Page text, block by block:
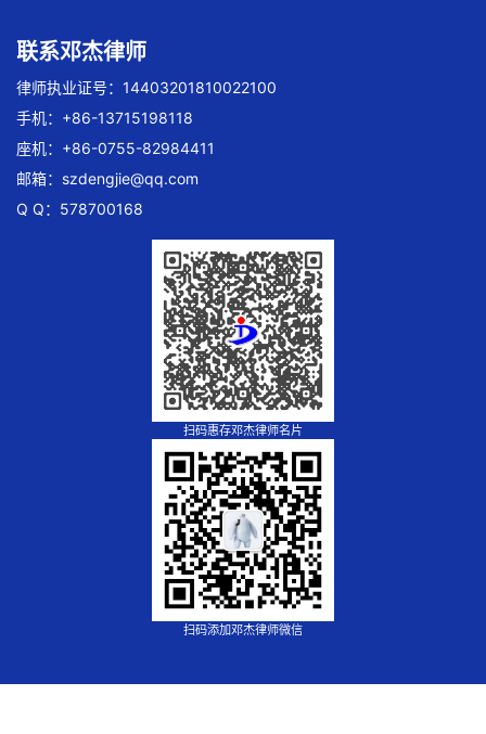
联系邓杰律师
律师执业证号：14403201810022100
手机：+86-13715198118
座机：+86-0755-82984411
邮箱： szdengjie@qq.com
Q Q：578700168
扫码惠存邓杰律师名片
扫码添加邓杰律师微信